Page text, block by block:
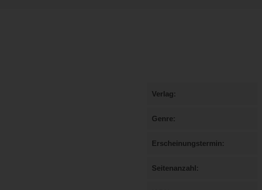
Verlag
Genre
Erscheinungstermin
Seitenanzahl